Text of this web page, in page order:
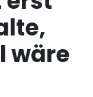
wäre